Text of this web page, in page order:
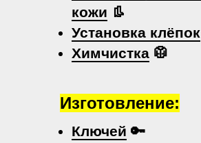
кожи 👢
Установка клёпок
Химчистка 🥼
Ключей 🔑
Изготовление: